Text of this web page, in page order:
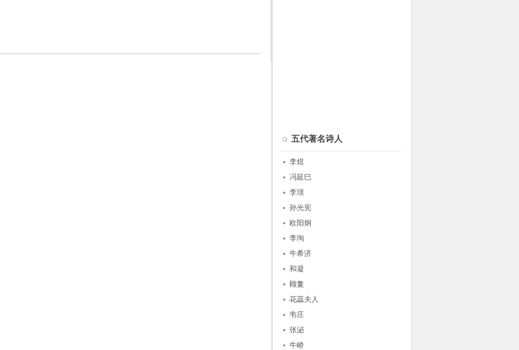
五代著名诗人
李煜
冯延巳
李璟
孙光宪
欧阳炯
李珣
牛希济
和凝
顾敻
花蕊夫人
韦庄
张泌
牛峤